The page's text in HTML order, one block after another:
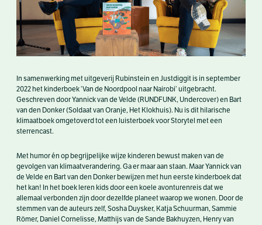
In samenwerking met uitgeverij Rubinstein en Justdiggit is in september
2022 het kinderboek ‘Van de Noordpool naar Nairobi’ uitgebracht.
Geschreven door Yannick van de Velde (RUNDFUNK, Undercover) en Bart
van den Donker (Soldaat van Oranje, Het Klokhuis). Nu is dit hilarische
klimaatboek omgetoverd tot een luisterboek voor Storytel met een
sterrencast.
Met humor én op begrijpelijke wijze kinderen bewust maken van de
gevolgen van klimaatverandering. Ga er maar aan staan. Maar Yannick van
de Velde en Bart van den Donker bewijzen met hun eerste kinderboek dat
het kan! In het boek leren kids door een koele avonturenreis dat we
allemaal verbonden zijn door dezelfde planeet waarop we wonen. Door de
stemmen van de auteurs zelf, Sosha Duysker, Katja Schuurman, Sammie
Römer, Daniel Cornelisse, Matthijs van de Sande Bakhuyzen, Henry van